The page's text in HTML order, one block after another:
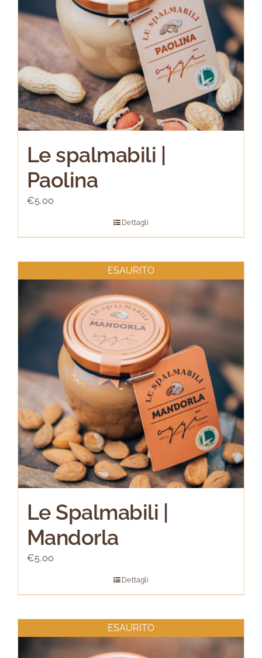
Le spalmabili |
Paolina
€5.00
Dettagli
ESAURITO
Le Spalmabili |
Mandorla
€5.00
Dettagli
ESAURITO